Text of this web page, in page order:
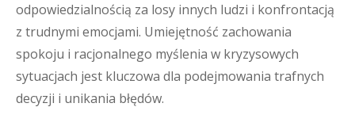
odpowiedzialnością za losy innych ludzi i konfrontacją
z trudnymi emocjami. Umiejętność zachowania
spokoju i racjonalnego myślenia w kryzysowych
sytuacjach jest kluczowa dla podejmowania trafnych
decyzji i unikania błędów.